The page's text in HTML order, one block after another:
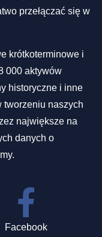
przełączać się w
krótkoterminowe i
000 aktywów
historyczne i inne
tworzeniu naszych
największe na
danych o
Facebook